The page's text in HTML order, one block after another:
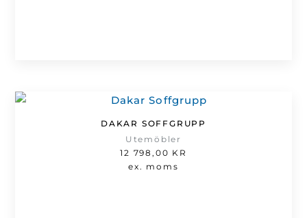
DAKAR SOFFGRUPP
Utemöbler
12 798,00 KR
ex. moms